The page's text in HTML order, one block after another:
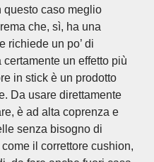
questo caso meglio
che, sì, ha una
richiede un po’ di
un effetto più
in stick è un prodotto
Da usare direttamente
è ad alta coprenza e
senza bisogno di
il correttore cushion,